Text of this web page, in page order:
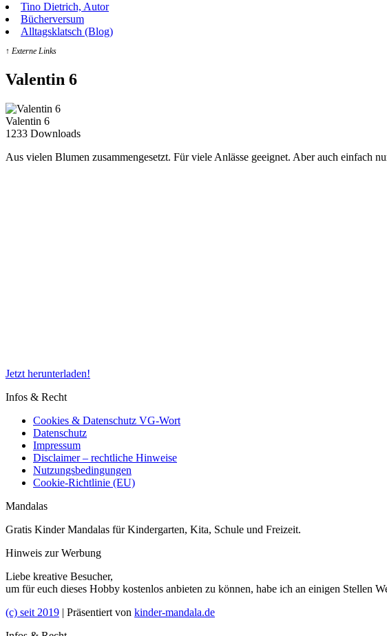
Tino Dietrich, Autor
Bücherversum
Alltagsklatsch (Blog)
↑ Externe Links
Valentin 6
Valentin 6
1233 Downloads
Aus vielen Blumen zusammengesetzt. Für viele Anlässe geeignet. Aber auch einfach
Jetzt herunterladen!
Infos & Recht
Cookies & Datenschutz VG-Wort
Datenschutz
Impressum
Disclaimer – rechtliche Hinweise
Nutzungsbedingungen
Cookie-Richtlinie (EU)
Mandalas
Gratis Kinder Mandalas für Kindergarten, Kita, Schule und Freizeit.
Hinweis zur Werbung
Liebe kreative Besucher,
um für euch dieses Hobby kostenlos anbieten zu können, habe ich an einigen Stellen
(c) seit 2019 | Präsentiert von kinder-mandala.de